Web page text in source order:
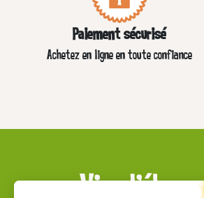
Paiement sécurisé
Achetez en ligne en toute confiance